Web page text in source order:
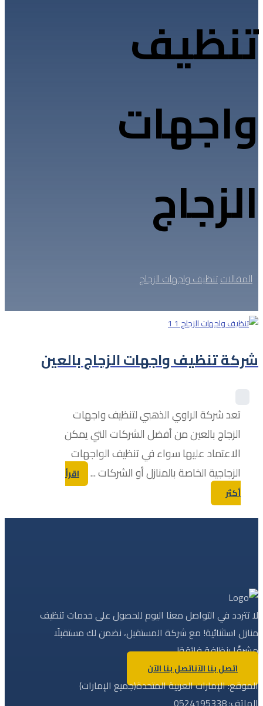
تنظيف
واجهات
الزجاج
المقالاتتنظيف واجهات الزجاج
شركة تنظيف واجهات الزجاج بالعين
تعد شركة الراوي الذهبي لتنظيف واجهات
الزجاج بالعين من أفضل الشركات التي يمكن
الاعتماد عليها سواء في تنظيف الواجهات
الزجاجية الخاصة بالمنازل أو الشركات ...
اقرأ
أكثر
لا تتردد في التواصل معنا اليوم للحصول على خدمات تنظيف
منازل استثنائية! مع شركة المستقبل، نضمن لك مستقبلًا
مشرقًا بنظافة فائقة!
اتصل بنا الآناتصل بنا الآن
الموقع: الإمارات العربية المتحدة(جميع الإمارات)